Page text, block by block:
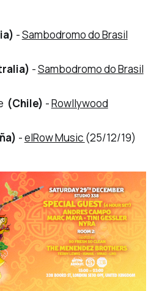
-Sambodromo do Brasil
-Sambodromo do Brasil
(Chile) -Rowllywood
-elRow Music (25/12/19)